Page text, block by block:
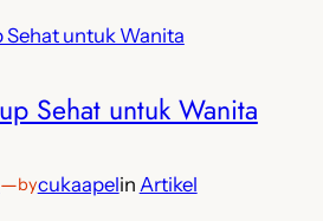
Sehat untuk Wanita
—bycukaapelin Artikel